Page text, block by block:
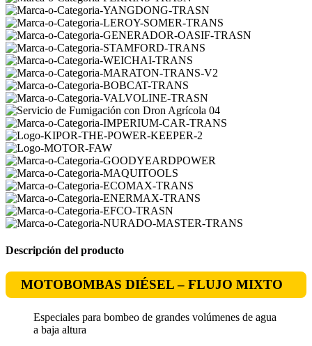
Descripción del producto
MOTOBOMBAS DIÉSEL – FLUJO MIXTO
Especiales para bombeo de grandes volúmenes de agua
a baja altura